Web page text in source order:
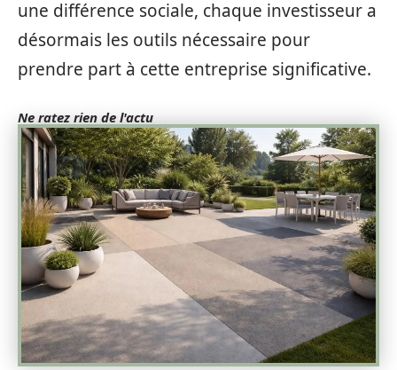
une différence sociale, chaque investisseur a
désormais les outils nécessaire pour
prendre part à cette entreprise significative.
Ne ratez rien de l'actu